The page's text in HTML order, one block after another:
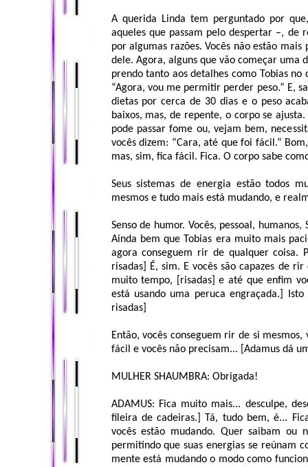
A querida Linda tem perguntado por
aqueles que passam pelo despertar –, de
por algumas razões. Vocês não estão
dele. Agora, alguns que vão começar uma
prendo tanto aos detalhes como Tobias
“Agora, vou me permitir perder peso.” E,
dietas por cerca de 30 dias e o peso
baixos, mas, de repente, o corpo se
pode passar fome ou, vejam bem,
vocês dizem: “Cara, até que foi fácil.”
mas, sim, fica fácil. Fica. O corpo sabe
Seus sistemas de energia estão todos
mesmos e tudo mais está mudando, e
Senso de humor. Vocês, pessoal,
Ainda bem que Tobias era muito mais
agora conseguem rir de qualquer coisa.
risadas] É, sim. E vocês são capazes de
muito tempo, [risadas] e até que enfim
está usando uma peruca engraçada.]
risadas]
Então, vocês conseguem rir de si
fácil e vocês não precisam... [Adamus dá
MULHER SHAUMBRA: Obrigada!
ADAMUS: Fica muito mais... desculpe,
fileira de cadeiras.] Tá, tudo bem, é...
vocês estão mudando. Quer saibam ou
permitindo que suas energias se reúnam
mente está mudando o modo como